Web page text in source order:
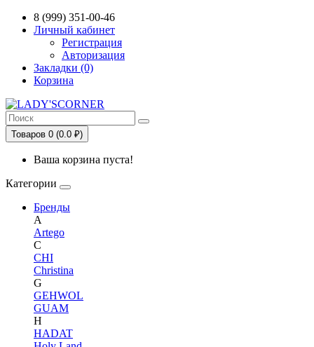
Сервис сравнения цен в Беларуси
8 (999) 351-00-46
Личный кабинет
Регистрация
Авторизация
Закладки (0)
Корзина
Товаров 0 (0.0 ₽)
Ваша корзина пуста!
Категории
Бренды
A
Artego
C
CHI
Christina
G
GEHWOL
GUAM
H
HADAT